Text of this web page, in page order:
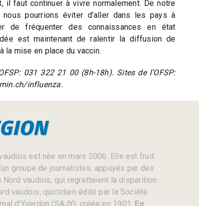
il faut continuer à vivre normalement. De notre
nous pourrions éviter d’aller dans les pays à
de fréquenter des connaissances en état
est maintenant de ralentir la diffusion de
la mise en place du vaccin.
031 322 21 00 (8h-18h). Sites de l’OFSP:
influenza.
est née en mars 2006. Elle est fruit
groupe de journalistes, appuyés par des
Nord vaudois, qui regrettaient la disparition
vaudois, quotidien édité par la Société
d’Yverdon (SAJY), créée en 1901.
En